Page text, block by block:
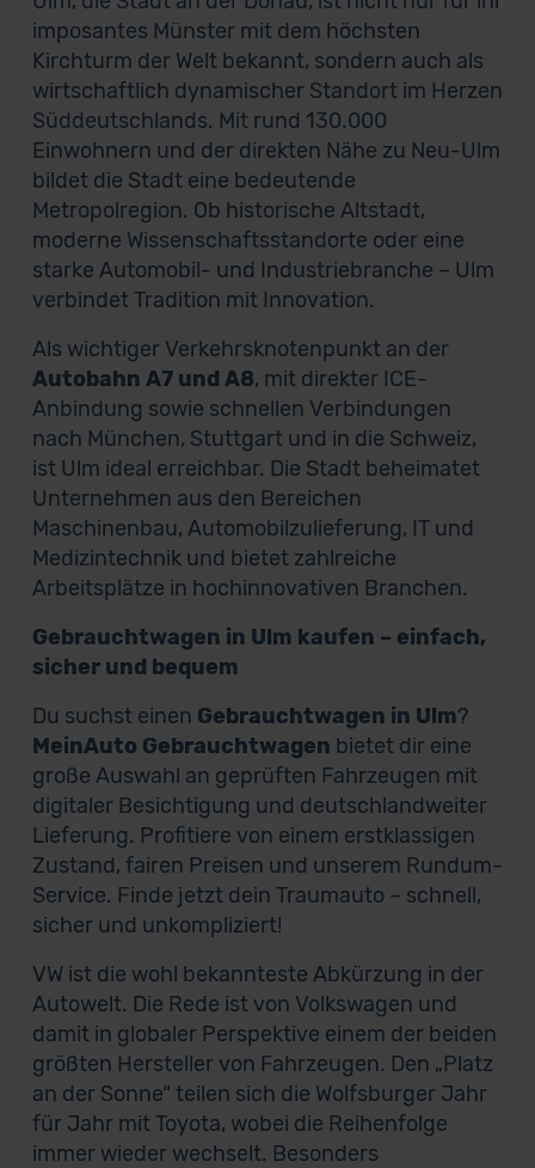
imposantes Münster mit dem höchsten
Kirchturm der Welt bekannt, sondern auch als
wirtschaftlich dynamischer Standort im Herzen
Süddeutschlands. Mit rund 130.000
Einwohnern und der direkten Nähe zu Neu-Ulm
bildet die Stadt eine bedeutende
Metropolregion. Ob historische Altstadt,
moderne Wissenschaftsstandorte oder eine
starke Automobil- und Industriebranche – Ulm
verbindet Tradition mit Innovation.
Als wichtiger Verkehrsknotenpunkt an der
Autobahn A7 und A8, mit direkter ICE-
Anbindung sowie schnellen Verbindungen
nach München, Stuttgart und in die Schweiz,
ist Ulm ideal erreichbar. Die Stadt beheimatet
Unternehmen aus den Bereichen
Maschinenbau, Automobilzulieferung, IT und
Medizintechnik und bietet zahlreiche
Arbeitsplätze in hochinnovativen Branchen.
Gebrauchtwagen in Ulm kaufen – einfach,
sicher und bequem
Du suchst einen Gebrauchtwagen in Ulm?
MeinAuto Gebrauchtwagen bietet dir eine
große Auswahl an geprüften Fahrzeugen mit
digitaler Besichtigung und deutschlandweiter
Lieferung. Profitiere von einem erstklassigen
Zustand, fairen Preisen und unserem Rundum-
Service. Finde jetzt dein Traumauto – schnell,
sicher und unkompliziert!
VW ist die wohl bekannteste Abkürzung in der
Autowelt. Die Rede ist von Volkswagen und
damit in globaler Perspektive einem der beiden
größten Hersteller von Fahrzeugen. Den „Platz
an der Sonne“ teilen sich die Wolfsburger Jahr
für Jahr mit Toyota, wobei die Reihenfolge
immer wieder wechselt. Besonders